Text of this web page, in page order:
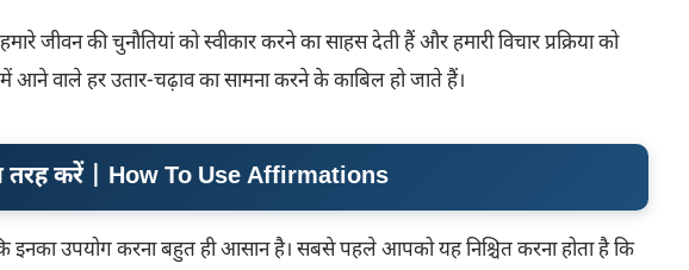
जीवन की चुनौतियां को स्वीकार करने का साहस देती हैं और हमारी विचार प्रक्रिया को
आने वाले हर उतार-चढ़ाव का सामना करने के काबिल हो जाते हैं।
तरह करें | How To Use Affirmations
इनका उपयोग करना बहुत ही आसान है। सबसे पहले आपको यह निश्चित करना होता है कि